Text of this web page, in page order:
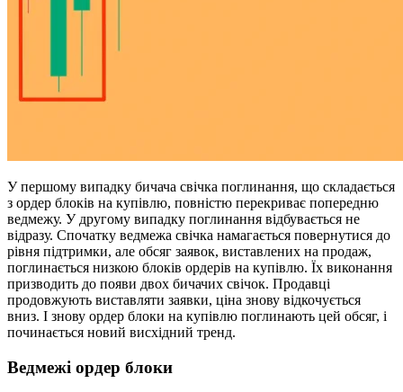
У першому випадку бичача свічка поглинання, що складається
з ордер блоків на купівлю, повністю перекриває попередню
ведмежу. У другому випадку поглинання відбувається не
відразу. Спочатку ведмежа свічка намагається повернутися до
рівня підтримки, але обсяг заявок, виставлених на продаж,
поглинається низкою блоків ордерів на купівлю. Їх виконання
призводить до появи двох бичачих свічок. Продавці
продовжують виставляти заявки, ціна знову відкочується
вниз. І знову ордер блоки на купівлю поглинають цей обсяг, і
починається новий висхідний тренд.
Ведмежі ордер блоки